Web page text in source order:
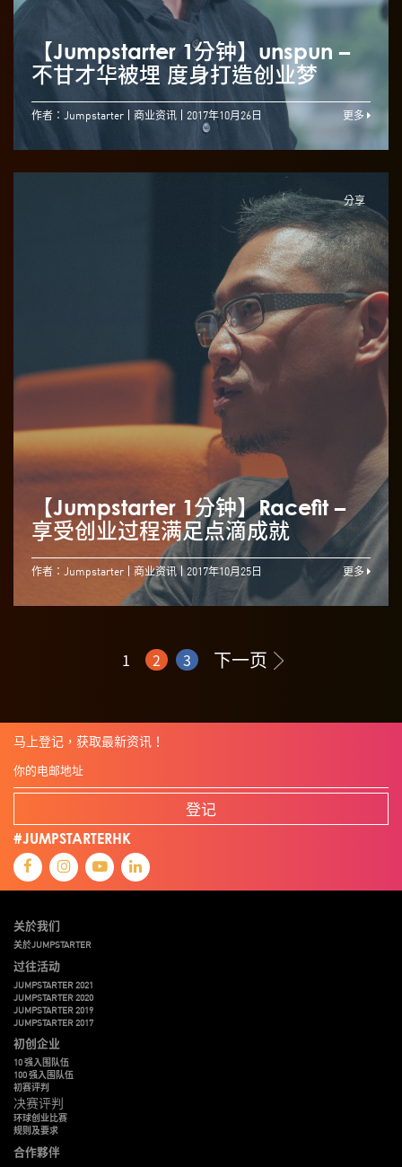
【Jumpstarter 1分钟】unspun –
不甘才华被埋 度身打造创业梦
作者：Jumpstarter 商业资讯 2017年10月26日 更多
分享
【Jumpstarter 1分钟】Racefit –
享受创业过程满足点滴成就
作者：Jumpstarter 商业资讯 2017年10月25日 更多
1 2 3 下一页
马上登记，获取最新资讯！
登记
#JUMPSTARTERHK
关於我们
关於JUMPSTARTER
过往活动
JUMPSTARTER 2021
JUMPSTARTER 2020
JUMPSTARTER 2019
JUMPSTARTER 2017
初创企业
10 强入围队伍
100 强入围队伍
初赛评判
决赛评判
环球创业比赛
规则及要求
合作夥伴